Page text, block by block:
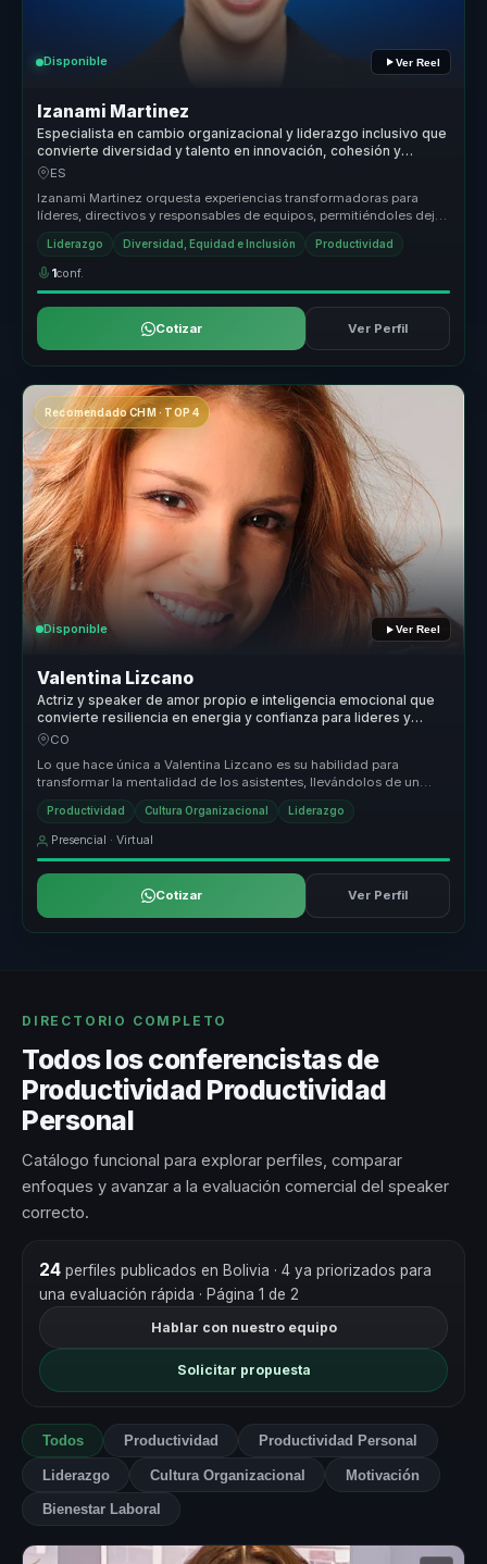
Disponible Ver Reel
Izanami Martinez
Especialista en cambio organizacional y liderazgo inclusivo que
convierte diversidad y talento en innovación, cohesión y
mejores decisiones para organizaciones.
ES
Izanami Martinez orquesta experiencias transformadoras para
líderes, directivos y responsables de equipos, permitiéndoles dejar
atrás equ...
Liderazgo Diversidad, Equidad e Inclusión Productividad
1conf.
Cotizar Ver Perfil
Recomendado CHM · TOP 4
Disponible Ver Reel
Valentina Lizcano
Actriz y speaker de amor propio e inteligencia emocional que
convierte resiliencia en energia y confianza para lideres y
equipos.
CO
Lo que hace única a Valentina Lizcano es su habilidad para
transformar la mentalidad de los asistentes, llevándolos de un
estado de estan...
Productividad Cultura Organizacional Liderazgo
Presencial · Virtual
Cotizar Ver Perfil
DIRECTORIO COMPLETO
Todos los conferencistas de
Productividad Productividad
Personal
Catálogo funcional para explorar perfiles, comparar
enfoques y avanzar a la evaluación comercial del speaker
correcto.
24perfiles publicados en Bolivia · 4 ya priorizados para
una evaluación rápida · Página 1 de 2
Hablar con nuestro equipo
Solicitar propuesta
Todos Productividad Productividad Personal
Liderazgo Cultura Organizacional Motivación
Bienestar Laboral